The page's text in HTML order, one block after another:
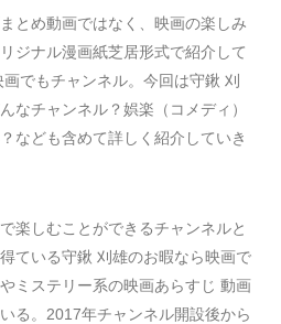
とめ動画ではなく、映画の楽しみ
ジナル漫画紙芝居形式で紹介して
でもチャンネル。今回は守鍬 刈
なチャンネル？娯楽（コメディ）
なども含めて詳しく紹介していき
楽しむことができるチャンネルと
ている守鍬 刈雄のお暇なら映画で
ミステリー系の映画あらすじ 動画
る。2017年チャンネル開設後から